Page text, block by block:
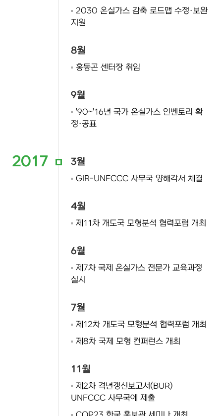
2030 온실가스 감축 로드맵 수정·보완
지원
8월
홍동곤 센터장 취임
9월
'90~'16년 국가 온실가스 인벤토리 확
정·공표
2017 3월
GIR-UNFCCC 사무국 양해각서 체결
4월
제11차 개도국 모형분석 협력포럼 개최
6월
제7차 국제 온실가스 전문가 교육과정
실시
7월
제12차 개도국 모형분석 협력포럼 개최
제8차 국제 모형 컨퍼런스 개최
11월
제2차 격년갱신보고서(BUR)
UNFCCC 사무국에 제출